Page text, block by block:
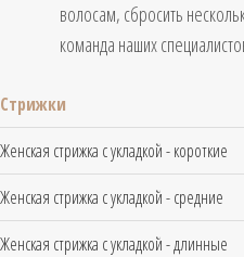
волосам, сбросить
команда наших
Стрижки
Женская стрижка с укладкой - короткие
Женская стрижка с укладкой - средние
Женская стрижка с укладкой - длинные